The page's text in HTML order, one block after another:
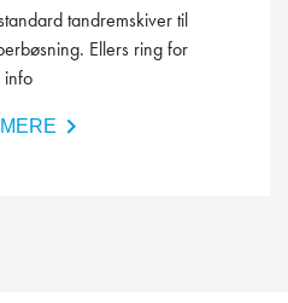
tandremskiver til
Ellers ring for
info